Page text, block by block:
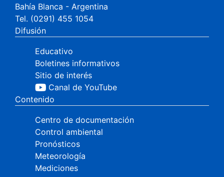
Bahía Blanca - Argentina
Tel. (0291) 455 1054
Difusión
Educativo
Boletines informativos
Sitio de interés
Canal de YouTube
Contenido
Centro de documentación
Control ambiental
Pronósticos
Meteorología
Mediciones